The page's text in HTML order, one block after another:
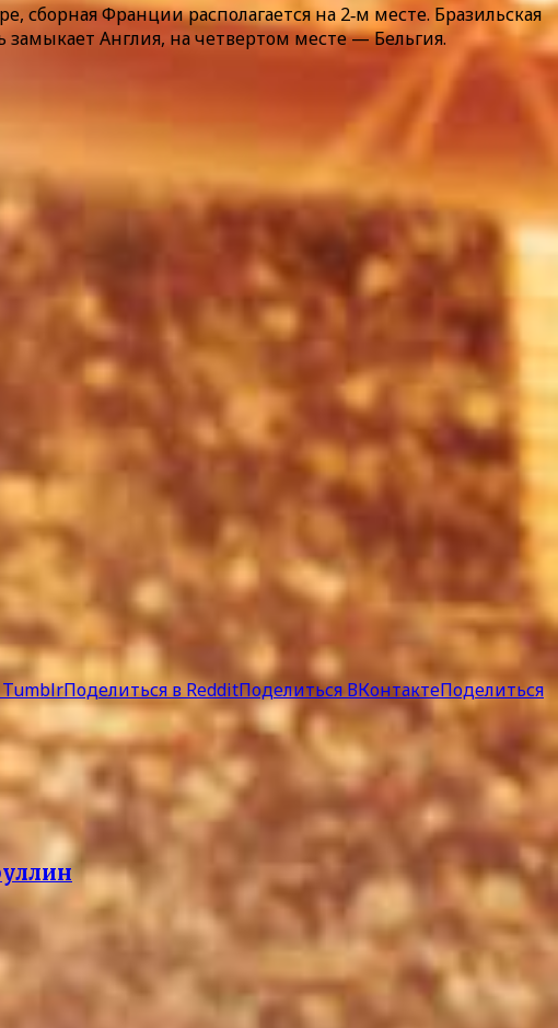
Франции располагается на 2‑м месте. Бразильская
Англия, на четвертом месте — Бельгия.
Поделиться в RedditПоделиться ВКонтактеПоделиться